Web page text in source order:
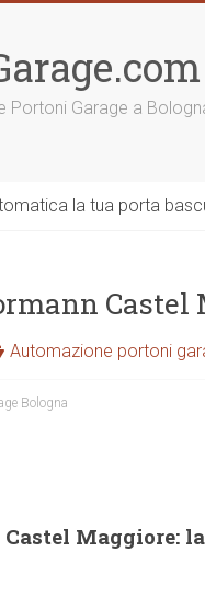
Portoni Garage a
la tua porta
Castel
Automazione portoni
Bologna
Maggiore: